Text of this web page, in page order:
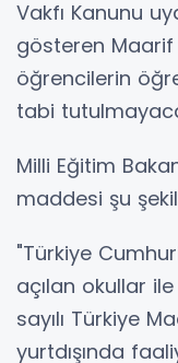
Vakfı Kanunu
gösteren
öğrencilerin
tabi
Milli Eğitim
maddesi şu
"Türkiye
açılan okullar
sayılı Türkiye
yurtdışında